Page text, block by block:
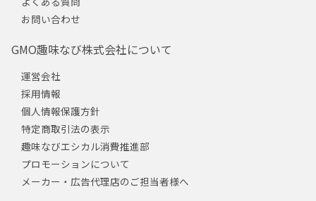
お問い合わせ
GMO趣味なび株式会社について
運営会社
採用情報
個人情報保護方針
特定商取引法の表示
趣味なびエシカル消費推進部
プロモーションについて
メーカー・広告代理店のご担当者様へ